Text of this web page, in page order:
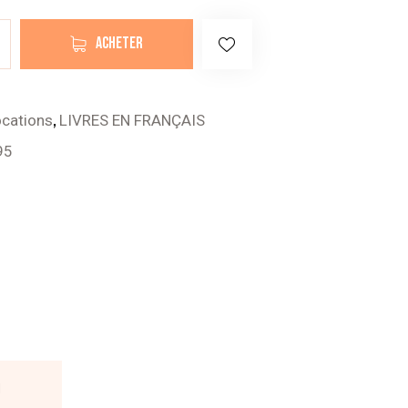
ACHETER
, LIVRES EN FRANÇAIS